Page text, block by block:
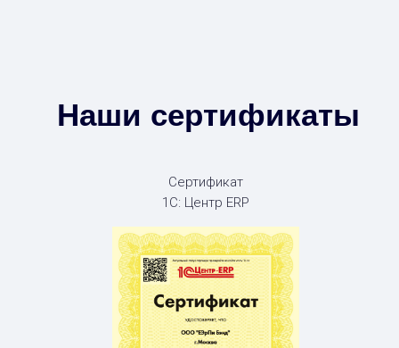
Наши сертификаты
Сертификат
1С: Центр ERP